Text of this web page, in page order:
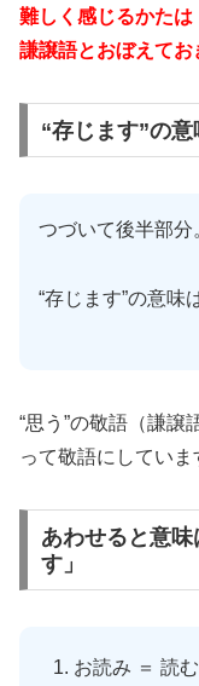
難しく感じるかた
謙譲語とおぼえてお
“存じます”の意
つづいて後半部分
“存じます”の意味
“思う”の敬語（謙譲
って敬語にしていま
あわせると意
す」
お読み ＝ 読